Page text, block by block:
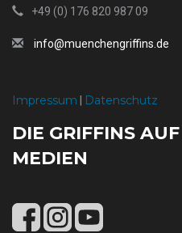
+49 (0) 176 820 987 09
info@muenchengriffins.de
Impressum Datenschutz
DIE GRIFFINS
MEDIEN